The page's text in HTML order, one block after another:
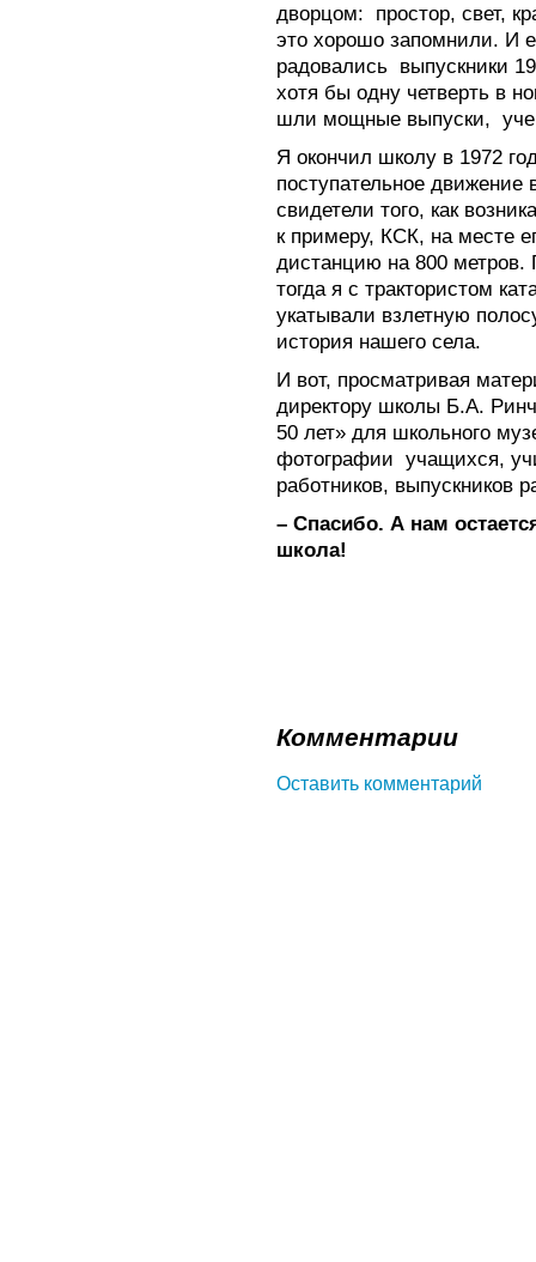
дворцом: простор, свет,
это хорошо запомнили. И
радовались выпускники
хотя бы одну четверть в
шли мощные выпуски,
Я окончил школу в 1972
поступательное
свидетели того, как
к примеру, КСК, на месте
дистанцию на 800
тогда я с трактористом
укатывали взлетную
история нашего села.
И вот, просматривая
директору школы Б.А.
50 лет» для школьного
фотографии учащихся,
работников, выпускников
– Спасибо. А нам
школа!
Комментарии
Оставить комментарий